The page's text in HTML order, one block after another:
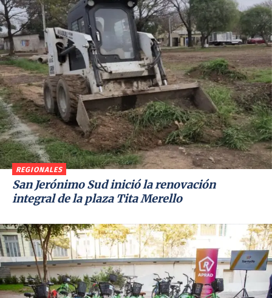
REGIONALES
San Jerónimo Sud inició la renovación
integral de la plaza Tita Merello